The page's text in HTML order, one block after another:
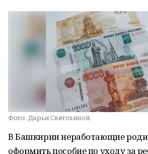
Фото: Дарьи Святохиной.
В Башкирии неработающие
оформить пособие по уходу за